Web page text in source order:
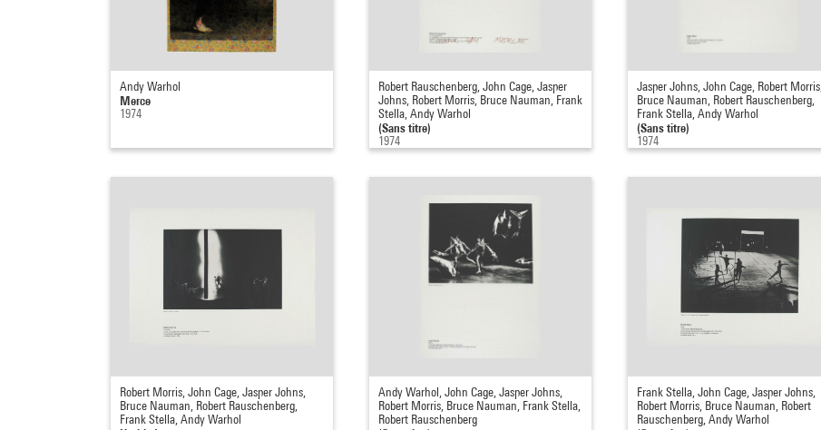
Andy Warhol
Merce
1974
Robert Rauschenberg, John Cage, Jasper
Johns, Robert Morris, Bruce Nauman, Frank
Stella, Andy Warhol
(Sans titre)
1974
Jasper Johns, John Cage, Robert Morris,
Bruce Nauman, Robert Rauschenberg,
Frank Stella, Andy Warhol
(Sans titre)
1974
Robert Morris, John Cage, Jasper Johns,
Bruce Nauman, Robert Rauschenberg,
Frank Stella, Andy Warhol
Andy Warhol, John Cage, Jasper Johns,
Robert Morris, Bruce Nauman, Frank Stella,
Robert Rauschenberg
Frank Stella, John Cage, Jasper Johns,
Robert Morris, Bruce Nauman, Robert
Rauschenberg, Andy Warhol